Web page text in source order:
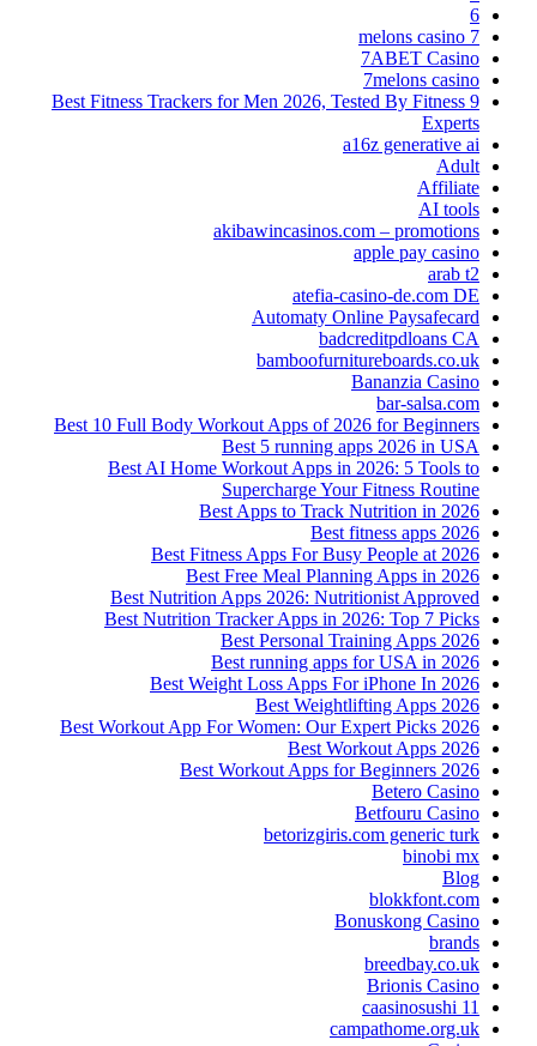
6
7 melons casino
7ABET Casino
7melons casino
9 Best Fitness Trackers for Men 2026, Tested By Fitness
Experts
a16z generative ai
Adult
Affiliate
AI tools
akibawincasinos.com – promotions
apple pay casino
arab t2
atefia-casino-de.com DE
Automaty Online Paysafecard
badcreditpdloans CA
bamboofurnitureboards.co.uk
Bananzia Casino
bar-salsa.com
Best 10 Full Body Workout Apps of 2026 for Beginners
Best 5 running apps 2026 in USA
Best AI Home Workout Apps in 2026: 5 Tools to
Supercharge Your Fitness Routine
Best Apps to Track Nutrition in 2026
Best fitness apps 2026
Best Fitness Apps For Busy People at 2026
Best Free Meal Planning Apps in 2026
Best Nutrition Apps 2026: Nutritionist Approved
Best Nutrition Tracker Apps in 2026: Top 7 Picks
Best Personal Training Apps 2026
Best running apps for USA in 2026
Best Weight Loss Apps For iPhone In 2026
Best Weightlifting Apps 2026
Best Workout App For Women: Our Expert Picks 2026
Best Workout Apps 2026
Best Workout Apps for Beginners 2026
Betero Casino
Betfouru Casino
betorizgiris.com generic turk
binobi mx
Blog
blokkfont.com
Bonuskong Casino
brands
breedbay.co.uk
Brionis Casino
caasinosushi 11
campathome.org.uk